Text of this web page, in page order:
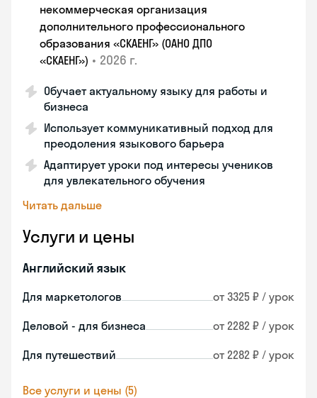
некоммерческая организация
дополнительного профессионального
образования «СКАЕНГ» (ОАНО ДПО
«СКАЕНГ») • 2026 г.
Обучает актуальному языку для работы и
бизнеса
Использует коммуникативный подход для
преодоления языкового барьера
Адаптирует уроки под интересы учеников
для увлекательного обучения
Читать дальше
Услуги и цены
Английский язык
Для маркетологов от 3325 ₽ / урок
Деловой - для бизнеса от 2282 ₽ / урок
Для путешествий от 2282 ₽ / урок
Все услуги и цены (5)